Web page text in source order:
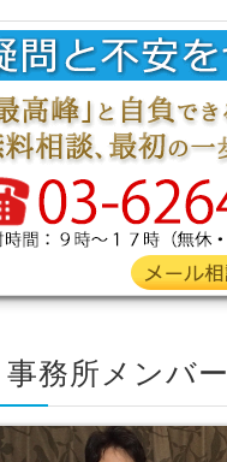
事務所メンバー